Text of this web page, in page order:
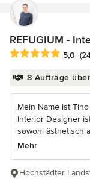
REFUGIUM -
Durchschnittliche
5,0
8 Aufträge
Mein Name ist
Interior Designer
sowohl ästhetisch
Mehr
Hochstädter